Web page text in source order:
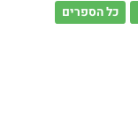
כל הספרים